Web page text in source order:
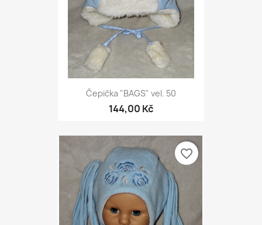
Čepička "BAGS" vel. 50
144,00 Kč
favorite_border